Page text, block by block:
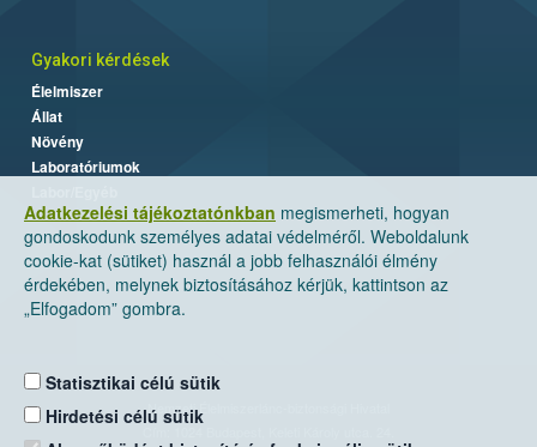
Adatkezelési tájékoztatónkban megismerheti, hogyan
gondoskodunk személyes adatai védelméről. Weboldalunk
cookie-kat (sütiket) használ a jobb felhasználói élmény
érdekében, melynek biztosításához kérjük, kattintson az
„Elfogadom” gombra.
Statisztikai célú sütik
Hirdetési célú sütik
Gyakori kérdések
Élelmiszer
Állat
Növény
Laboratóriumok
Nemzeti Élelmiszerlánc-biztonsági Hivatal